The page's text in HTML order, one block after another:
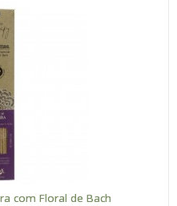
com Floral de Bach